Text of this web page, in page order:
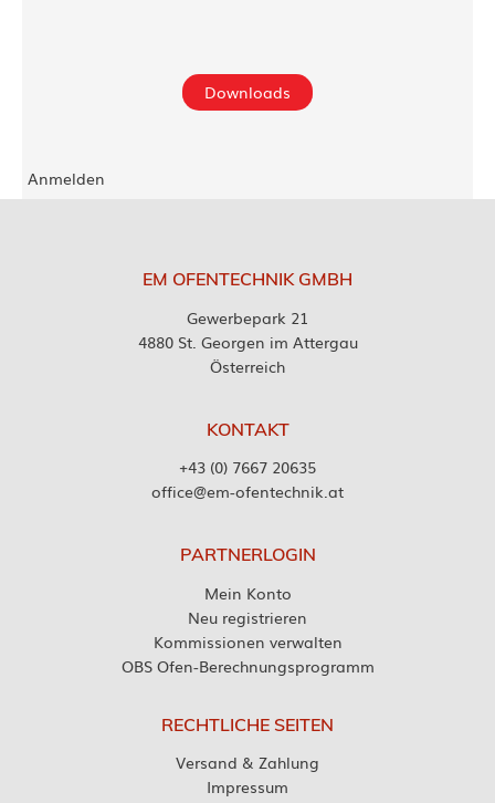
Downloads
Anmelden
EM OFENTECHNIK GMBH
Gewerbepark 21
4880 St. Georgen im Attergau
Österreich
KONTAKT
+43 (0) 7667 20635
office@em-ofentechnik.at
PARTNERLOGIN
Mein Konto
Neu registrieren
Kommissionen verwalten
OBS Ofen-Berechnungsprogramm
RECHTLICHE SEITEN
Versand & Zahlung
Impressum